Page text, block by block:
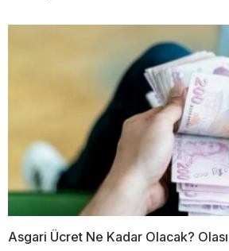
Asgari Ücret Ne Kadar Olacak?